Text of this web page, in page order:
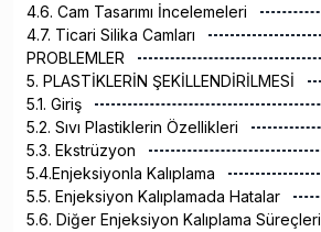
4.6. Cam Tasarımı İncelemeleri
4.7. Ticari Silika Camları
PROBLEMLER
5. PLASTİKLERİN ŞEKİLLENDİRİLMESİ
5.1. Giriş
5.2. Sıvı Plastiklerin Özellikleri
5.3. Ekstrüzyon
5.4.Enjeksiyonla Kalıplama
5.5. Enjeksiyon Kalıplamada Hatalar
5.6. Diğer Enjeksiyon Kalıplama Süreçleri